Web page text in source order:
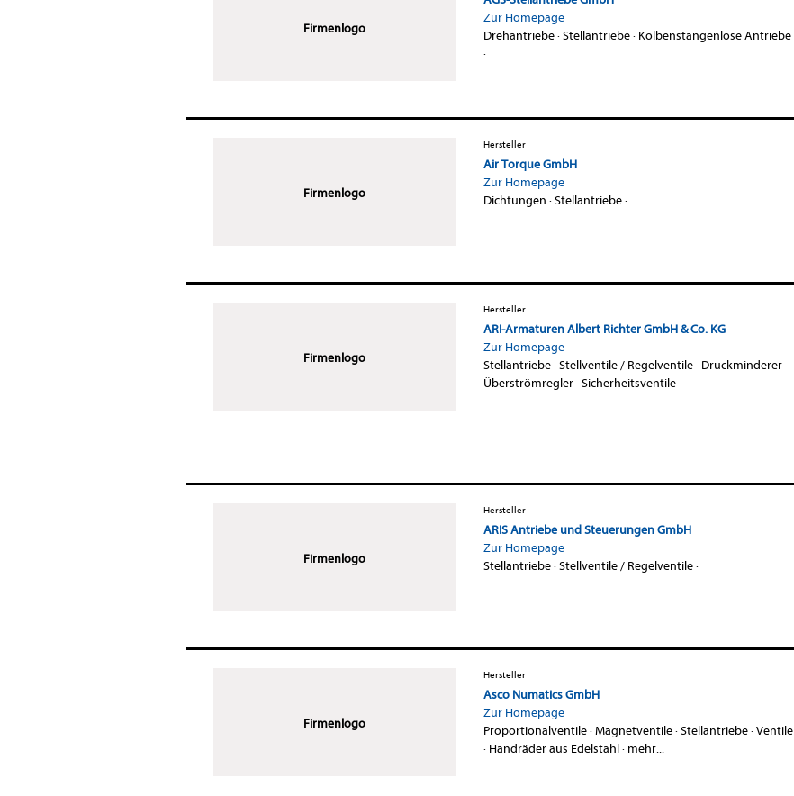
Firmenlogo
Zur Homepage
Drehantriebe·Stellantriebe· Kolbenstangenlose Antriebe
·
Firmenlogo
Hersteller
Air Torque GmbH
Zur Homepage
Dichtungen ·Stellantriebe·
Firmenlogo
Hersteller
ARI-Armaturen Albert Richter GmbH & Co. KG
Zur Homepage
Stellantriebe·Stellventile / Regelventile· Druckminderer·
Überströmregler·Sicherheitsventile·
Firmenlogo
Hersteller
ARIS Antriebe und Steuerungen GmbH
Zur Homepage
Stellantriebe·Stellventile / Regelventile·
Firmenlogo
Hersteller
Asco Numatics GmbH
Zur Homepage
Proportionalventile·Magnetventile·Stellantriebe·Ventile
· Handräder aus Edelstahl· mehr...